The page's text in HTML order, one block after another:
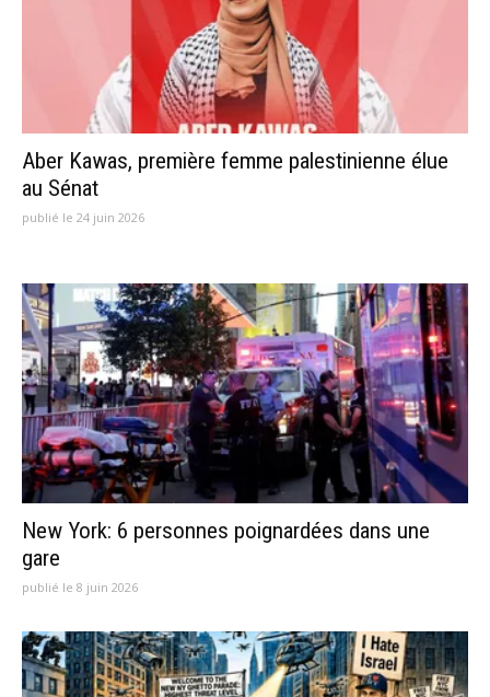
Aber Kawas, première femme palestinienne élue
au Sénat
publié le 24 juin 2026
New York: 6 personnes poignardées dans une
gare
publié le 8 juin 2026